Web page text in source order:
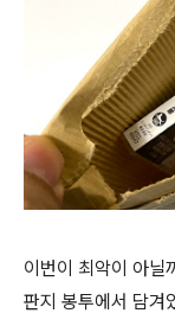
이번이 최악이 아닐
판지 봉투에서 담겨